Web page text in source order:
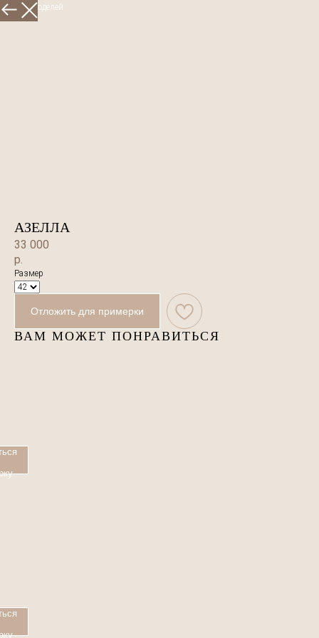
Больше моделей
АЗЕЛЛА
33 000
р.
Размер
Отложить для примерки
ВАМ МОЖЕТ ПОНРАВИТЬСЯ